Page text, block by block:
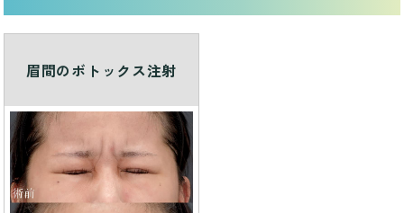
眉間のボトックス注射